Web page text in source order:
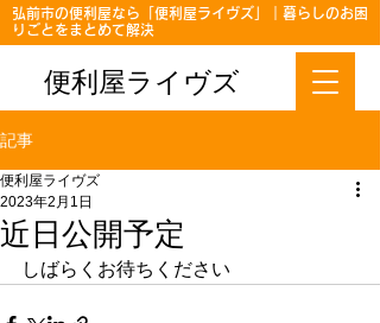
弘前市の便利屋なら「便利屋ライヴズ」｜暮らしのお困
りごとをまとめて解決
便利屋ライヴズ
記事
近日公開予定
便利屋ライヴズ
2023年2月1日
しばらくお待ちください